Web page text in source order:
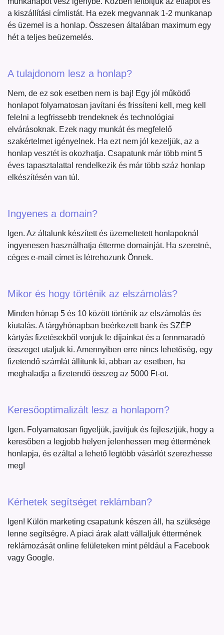
a kiszállítási címlistát. Ha ezek megvannak 1-2 munkanap
és üzemel is a honlap. Összesen általában maximum egy
hét a teljes beüzemelés.
A tulajdonom lesz a honlap?
Nem, de ez sok esetben nem is baj! Egy jól működő
honlapot folyamatosan javítani és frissíteni kell, meg kell
felelni a legfrissebb trendeknek és technológiai
elvárásoknak. Ezek nagy munkát és megfelelő
szakértelmet igényelnek. Ha ezt nem jól kezeljük, az a
honlap vesztét is okozhatja. Csapatunk már több mint 5
éves tapasztalattal rendelkezik és már több száz honlap
elkészítésén van túl.
Ingyenes a domain?
Igen. Az általunk készített és üzemeltetett honlapoknál
ingyenesen használhatja étterme domainját. Ha szeretné,
céges e-mail címet is létrehozunk Önnek.
Mikor és hogy történik az elszámolás?
Minden hónap 5 és 10 között történik az elszámolás és
kiutalás. A tárgyhónapban beérkezett bank és SZÉP
kártyás fizetésekből vonjuk le díjainkat és a fennmaradó
összeget utaljuk ki. Amennyiben erre nincs lehetőség, egy
fizetendő számlát állítunk ki, abban az esetben, ha
meghaladja a fizetendő összeg az 5000 Ft-ot.
Keresőoptimalizált lesz a honlapom?
Igen. Folyamatosan figyeljük, javítjuk és fejlesztjük, hogy a
keresőben a legjobb helyen jelenhessen meg éttermének
honlapja, és ezáltal a lehető legtöbb vásárlót szerezhesse
meg!
Kérhetek segítséget reklámban?
Igen! Külön marketing csapatunk készen áll, ha szüksége
lenne segítségre. A piaci árak alatt vállaljuk éttermének
reklámozását online felületeken mint például a Facebook
vagy Google.